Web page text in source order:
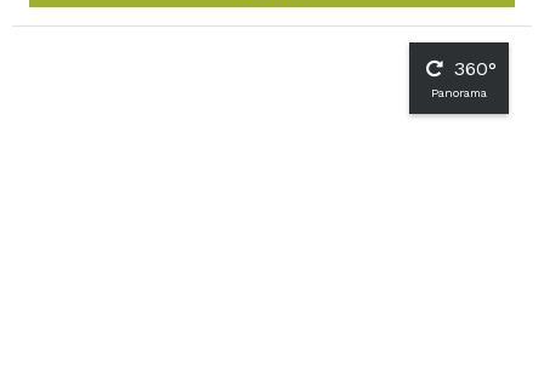
360°
Panorama